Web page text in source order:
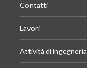
Contatti
Lavori
Attività di ingegneria